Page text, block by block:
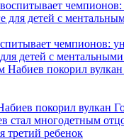
чемпионов:
детей с
покорил вулкан